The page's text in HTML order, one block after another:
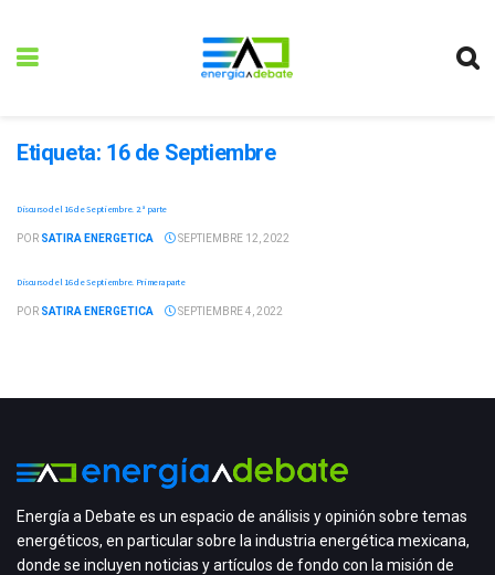
Etiqueta: 16 de Septiembre
Discurso del 16 de Septiembre. 2.ª parte
POR SATIRA ENERGETICA SEPTIEMBRE 12, 2022
Discurso del 16 de Septiembre. Primera parte
POR SATIRA ENERGETICA SEPTIEMBRE 4, 2022
Energía a Debate es un espacio de análisis y opinión sobre temas
energéticos, en particular sobre la industria energética mexicana,
donde se incluyen noticias y artículos de fondo con la misión de